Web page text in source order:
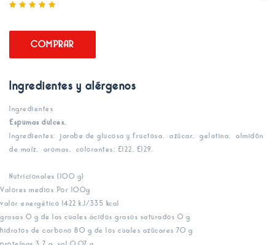
COMPRAR
Ingredientes y alérgenos
Ingredientes
Espumas dulces.
Ingredientes: jarabe de glucosa y fructosa, azúcar, gelatina, almidón
de maíz, aromas, colorantes: E122, E129.
Nutricionales (100 g)
Valores medios Por 100g
valor energético 1422 kJ/335 kcal
grasas 0 g de las cuales ácidos grasos saturados 0 g
hidratos de carbono 80 g de los cuales azúcares 70 g